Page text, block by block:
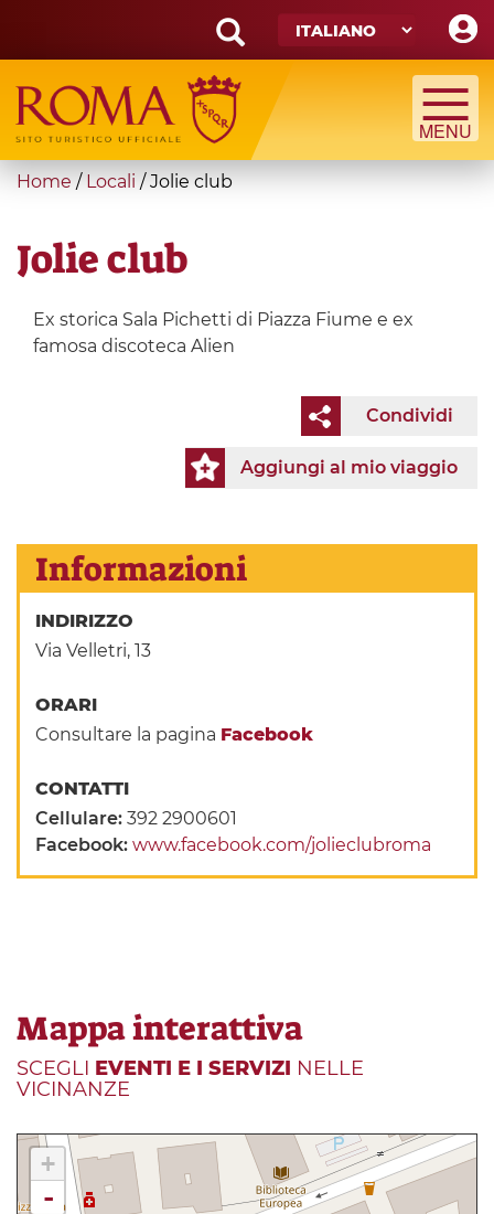
main
content
Search
form
Cerca
You
here
Home / Locali /Jolie club
Jolie club
Ex storica Sala Pichetti di Piazza Fiume e ex
famosa discoteca Alien
Condividi
Aggiungi al mio viaggio
Informazioni
INDIRIZZO
Via Velletri, 13
ORARI
Consultare la pagina Facebook
CONTATTI
Cellulare:392 2900601
Facebook:www.facebook.com/jolieclubroma
Mappa interattiva
SCEGLI EVENTI E I SERVIZI NELLE
VICINANZE
+
-